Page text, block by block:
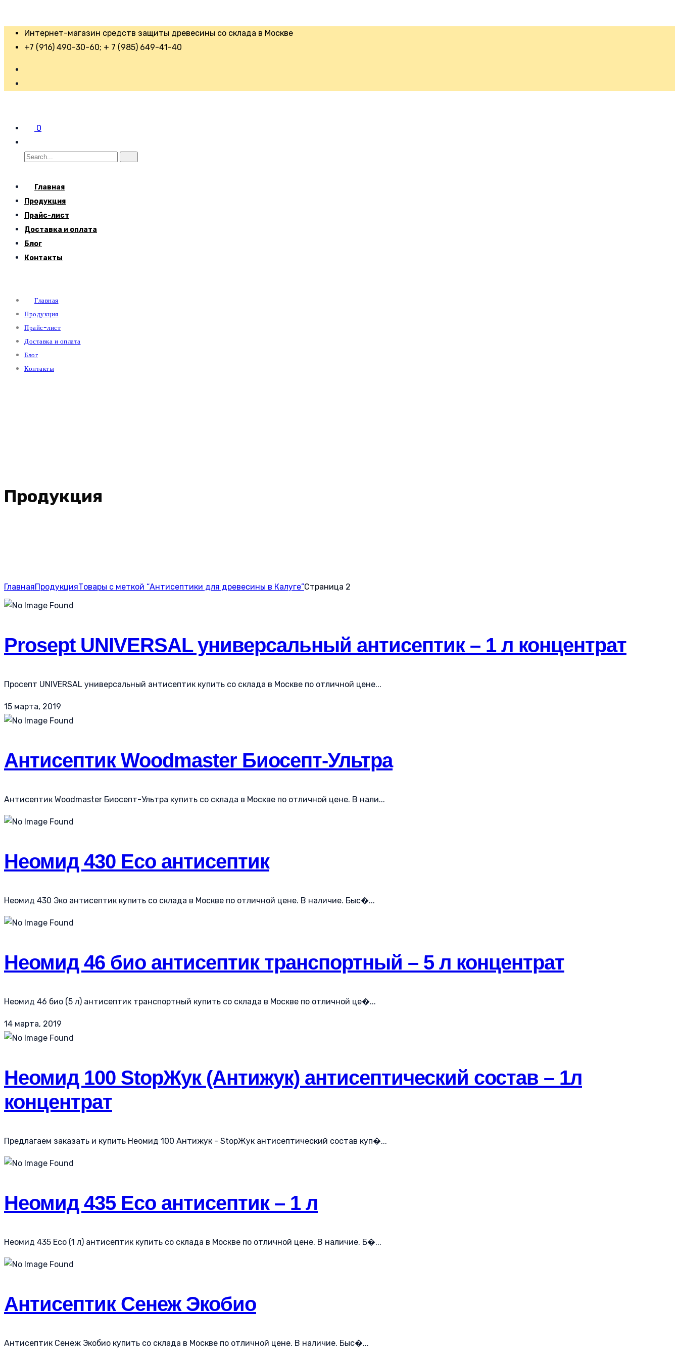
Интернет-магазин средств защиты древесины со склада в Москве
+7 (916) 490-30-60; + 7 (985) 649-41-40
0
Главная
Продукция
Прайс-лист
Доставка и оплата
Блог
Контакты
Главная
Продукция
Прайс-лист
Доставка и оплата
Блог
Контакты
Продукция
ГлавнаяПродукцияТовары с меткой “Антисептики для древесины в Калуге”Страница 2
Prosept UNIVERSAL универсальный антисептик – 1 л концентрат
Просепт UNIVERSAL универсальный антисептик купить со склада в Москве по отличной цене...
15 марта, 2019
Антисептик Woodmaster Биосепт-Ультра
Антисептик Woodmaster Биосепт-Ультра купить со склада в Москве по отличной цене. В нали...
Неомид 430 Eco антисептик
Неомид 430 Эко антисептик купить со склада в Москве по отличной цене. В наличие. Быс�...
Неомид 46 био антисептик транспортный – 5 л концентрат
Неомид 46 био (5 л) антисептик транспортный купить со склада в Москве по отличной це�...
14 марта, 2019
Неомид 100 StopЖук (Антижук) антисептический состав – 1л
концентрат
Предлагаем заказать и купить Неомид 100 Антижук - StopЖук антисептический состав куп�...
Неомид 435 Eco антисептик – 1 л
Неомид 435 Eco (1 л) антисептик купить со склада в Москве по отличной цене. В наличие. Б�...
Антисептик Сенеж Экобио
Антисептик Сенеж Экобио купить со склада в Москве по отличной цене. В наличие. Быс�...